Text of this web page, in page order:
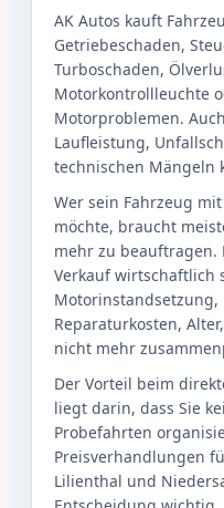
AK Autos kauft
Getriebeschaden,
Turboschaden,
Motorkontrollleuchte
Motorproblemen.
Laufleistung,
technischen Mängeln
Wer sein Fahrzeug
möchte, braucht
mehr zu beauftragen.
Verkauf wirtschaftlich
Motorinstandsetzung,
Reparaturkosten,
nicht mehr
Der Vorteil beim
liegt darin, dass Sie
Probefahrten
Preisverhandlungen
Lilienthal und